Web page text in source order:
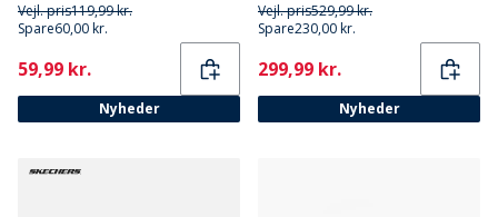
Vejl. pris119,99 kr.
Spare60,00 kr.
Current
59,99 kr.
Nyheder
Vejl. pris529,99 kr.
Spare230,00 kr.
Current
299,99 kr.
Nyheder